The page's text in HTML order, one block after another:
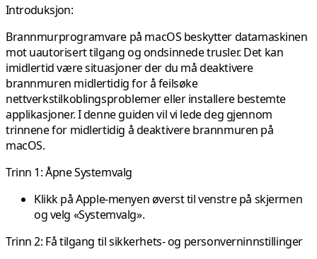
Introduksjon:
Brannmurprogramvare på macOS beskytter datamaskinen
mot uautorisert tilgang og ondsinnede trusler. Det kan
imidlertid være situasjoner der du må deaktivere
brannmuren midlertidig for å feilsøke
nettverkstilkoblingsproblemer eller installere bestemte
applikasjoner. I denne guiden vil vi lede deg gjennom
trinnene for midlertidig å deaktivere brannmuren på
macOS.
Trinn 1: Åpne Systemvalg
Klikk på Apple-menyen øverst til venstre på skjermen
og velg «Systemvalg».
Trinn 2: Få tilgang til sikkerhets- og personverninnstillinger